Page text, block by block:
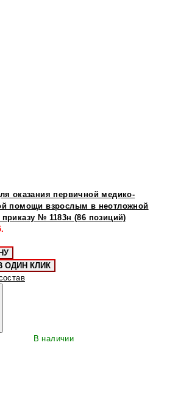
оказания первичной медико-
помощи взрослым в неотложной
№ 1183н (86 позиций)
ОДИН КЛИК
В наличии